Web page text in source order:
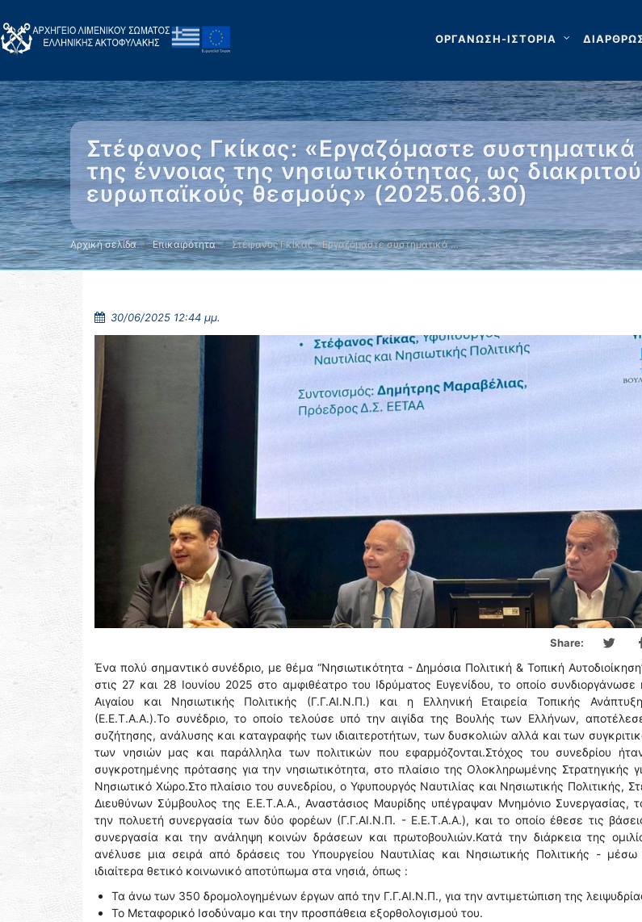
ΟΡΓΑΝΩΣΗ-ΙΣΤΟΡΙΑ
Στέφανος Γκίκας: «Εργαζόμαστε
της έννοιας της νησιωτικότητας, ως
ευρωπαϊκούς θεσμούς» (2025.06.30)
Αρχική σελίδα Επικαιρότητα Στέφανος Γκίκας: «Εργαζόμαστε συστηματικά …
30/06/2025 12:44 μμ.
Share:
Ένα πολύ σημαντικό συνέδριο, με θέμα “Νησιωτικότητα - Δημόσια Πολιτική & Τοπική
στις 27 και 28 Ιουνίου 2025 στο αμφιθέατρο του Ιδρύματος Ευγενίδου, το οποίο συνδιοργάνωσε
Αιγαίου και Νησιωτικής Πολιτικής (Γ.Γ.ΑΙ.Ν.Π.) και η Ελληνική Εταιρεία Τοπικής
(Ε.Ε.Τ.Α.Α.).Το συνέδριο, το οποίο τελούσε υπό την αιγίδα της Βουλής των Ελλήνων,
συζήτησης, ανάλυσης και καταγραφής των ιδιαιτεροτήτων, των δυσκολιών αλλά και των
των νησιών μας και παράλληλα των πολιτικών που εφαρμόζονται.Στόχος του συνεδρίου
συγκροτημένης πρότασης για την νησιωτικότητα, στο πλαίσιο της Ολοκληρωμένης Στρατηγικής
Νησιωτικό Χώρο.Στο πλαίσιο του συνεδρίου, ο Υφυπουργός Ναυτιλίας και Νησιωτικής Πολιτικής,
Διευθύνων Σύμβουλος της Ε.Ε.Τ.Α.Α., Αναστάσιος Μαυρίδης υπέγραψαν Μνημόνιο Συνεργασίας,
την πολυετή συνεργασία των δύο φορέων (Γ.Γ.ΑΙ.Ν.Π. - Ε.Ε.Τ.Α.Α.), και το οποίο έθεσε τις
συνεργασία και την ανάληψη κοινών δράσεων και πρωτοβουλιών.Κατά την διάρκεια της
ανέλυσε μια σειρά από δράσεις του Υπουργείου Ναυτιλίας και Νησιωτικής Πολιτικής -
ιδιαίτερα θετικό κοινωνικό αποτύπωμα στα νησιά, όπως :
Τα άνω των 350 δρομολογημένων έργων από την Γ.Γ.ΑΙ.Ν.Π., για την αντιμετώπιση της
Το Μεταφορικό Ισοδύναμο και την προσπάθεια εξορθολογισμού του.